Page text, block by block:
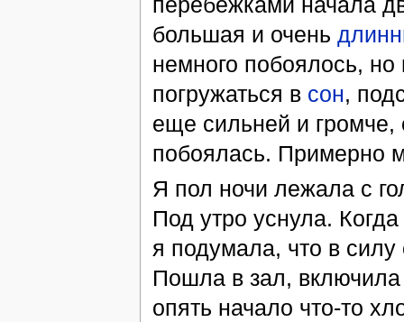
большая и очень
немного побоялось, но
погружаться в сон,
еще сильней и громче,
побоялась. Примерно
Я пол ночи лежала с
Под утро уснула.
я подумала, что в
Пошла в зал, включила
опять начало что-то